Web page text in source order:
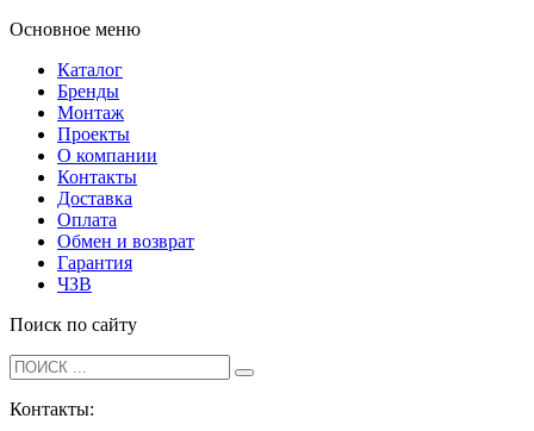
Основное меню
Каталог
Бренды
Монтаж
Проекты
О компании
Контакты
Доставка
Оплата
Обмен и возврат
Гарантия
ЧЗВ
Поиск по сайту
Контакты: